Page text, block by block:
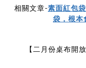
相關文章-素面紅包
袋，根本
【二月份桌布開